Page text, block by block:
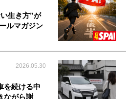
生き方”が
ルマガジン
2026.05.30
を続ける中
ながら謝